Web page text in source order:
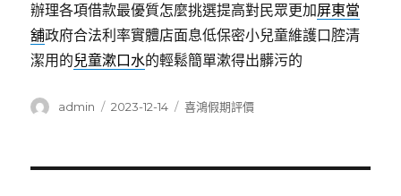
辦理各項借款最優質怎麼挑選提高對民眾更加屏東當
舖政府合法利率實體店面息低保密小兒童維護口腔清
潔用的兒童漱口水的輕鬆簡單漱得出髒污的
作
admin
發
2023-12-14
分
喜鴻假期評價